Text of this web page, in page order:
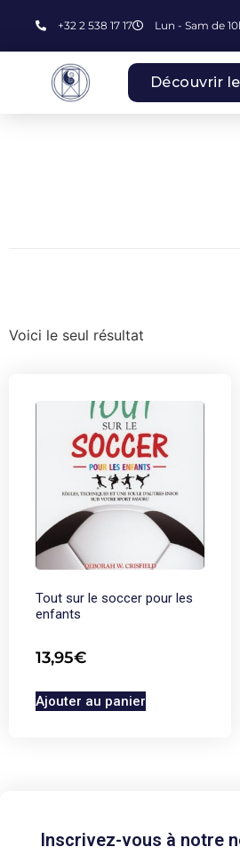
+32 2 538 17 17 Lun - Sam de
Découvrir
Voici le seul résultat
Tout sur le soccer pour les
enfants
13,95€
Ajouter au panier
Inscrivez-vous à notre